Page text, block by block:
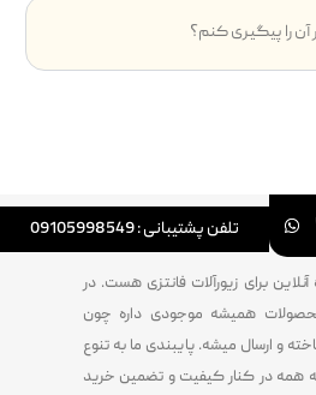
را پیگیری کنم؟
تلفن پشتیبانی : 09105998549
برای زیورآلات فانتزی هست. در
همیشه موجودی داره چون
و ارسال میشه. پایبندی ما به تنوع
همه در کنار کیفیت و تضمین خرید